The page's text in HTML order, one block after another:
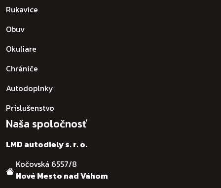
Rukavice
Obuv
Okuliare
Chrániče
Autodoplnky
Príslušenstvo
Naša spoločnosť
LMD autodiely s. r. o.
Kočovská 6557/8
Nové Mesto nad Váhom